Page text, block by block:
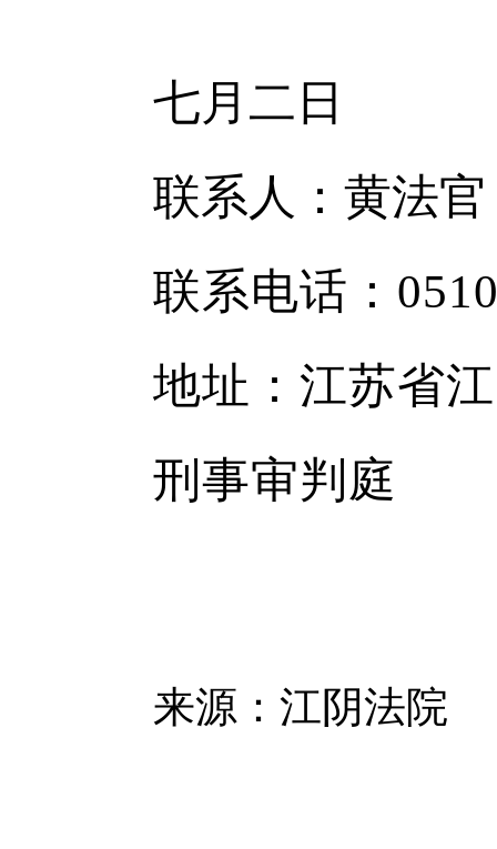
七月二日
联系人：黄法官
联系电话：
地址：江苏省
刑事审判庭
来源：江阴法院